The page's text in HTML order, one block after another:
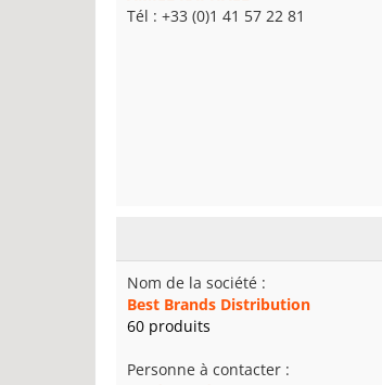
Tél : +33 (0)1 41 57 22 81
Nom de la société :
Best Brands Distribution
60 produits
Personne à contacter :